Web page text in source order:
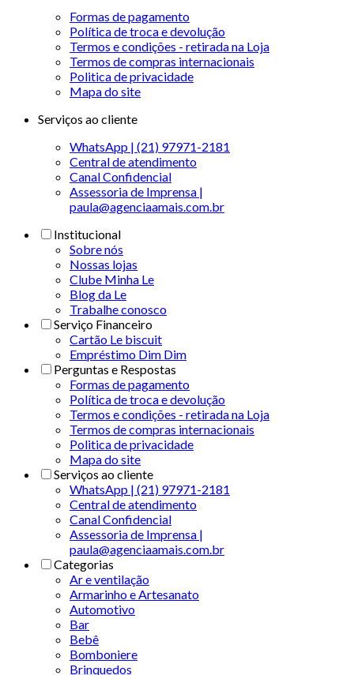
Formas de pagamento
Política de troca e devolução
Termos e condições - retirada na Loja
Termos de compras internacionais
Politica de privacidade
Mapa do site
Serviços ao cliente
WhatsApp | (21) 97971-2181
Central de atendimento
Canal Confidencial
Assessoria de Imprensa |
paula@agenciaamais.com.br
Institucional
Sobre nós
Nossas lojas
Clube Minha Le
Blog da Le
Trabalhe conosco
Serviço Financeiro
Cartão Le biscuit
Empréstimo Dim Dim
Perguntas e Respostas
Formas de pagamento
Política de troca e devolução
Termos e condições - retirada na Loja
Termos de compras internacionais
Politica de privacidade
Mapa do site
Serviços ao cliente
WhatsApp | (21) 97971-2181
Central de atendimento
Canal Confidencial
Assessoria de Imprensa |
paula@agenciaamais.com.br
Categorias
Ar e ventilação
Armarinho e Artesanato
Automotivo
Bar
Bebê
Bomboniere
Brinquedos